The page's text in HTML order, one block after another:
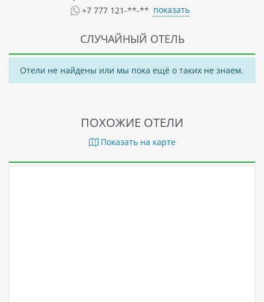
+7 777 121-**-** показать
СЛУЧАЙНЫЙ ОТЕЛЬ
Отели не найдены или мы пока ещё о таких не знаем.
ПОХОЖИЕ ОТЕЛИ
Показать на карте